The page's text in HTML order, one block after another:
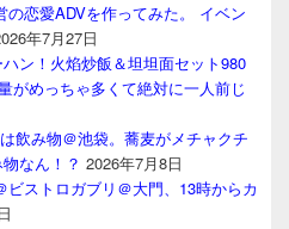
恋愛ADVを作ってみた。 イベン
年7月27日
ン！火焰炒飯＆坦坦面セット980
がめっちゃ多くて絶対に一人前じ
飲み物＠池袋。蕎麦がメチャクチ
なん！？ 2026年7月8日
ビストロガブリ＠大門、13時からカ